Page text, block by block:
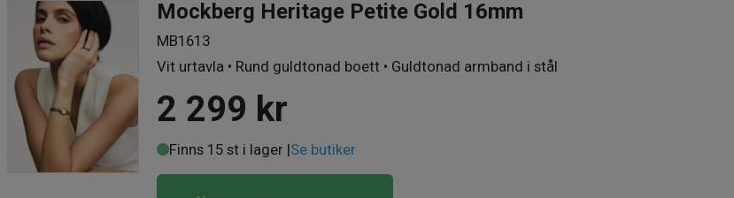
Mockberg Heritage Petite Gold 16mm
MB1613
Vit urtavla • Rund guldtonad boett • Guldtonad armband i stål
2 299 kr
Finns 15 st i lager |Se butiker